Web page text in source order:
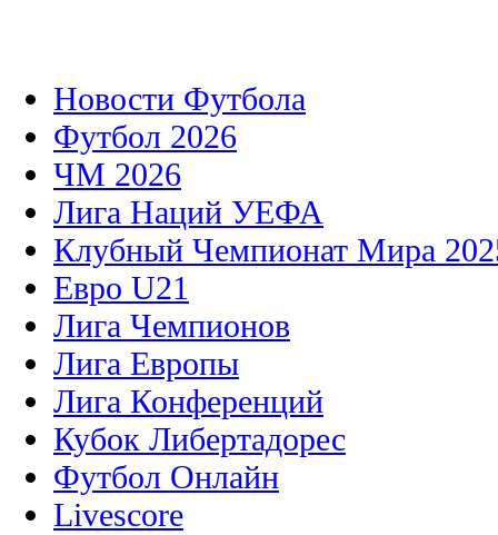
Новости Футбола
Футбол 2026
ЧМ 2026
Лига Наций УЕФА
Клубный Чемпионат Мира
Евро U21
Лига Чемпионов
Лига Европы
Лига Конференций
Кубок Либертадорес
Футбол Онлайн
Livescore